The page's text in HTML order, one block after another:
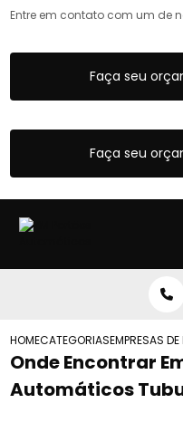
Entre em contato com um de
Faça seu
Faça seu
HOMECATEGORIASEMPRESAS
Onde Encontrar
Automáticos